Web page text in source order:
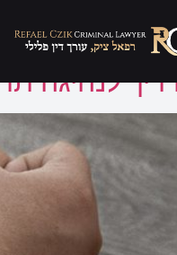
נשיפון
לנהיגה